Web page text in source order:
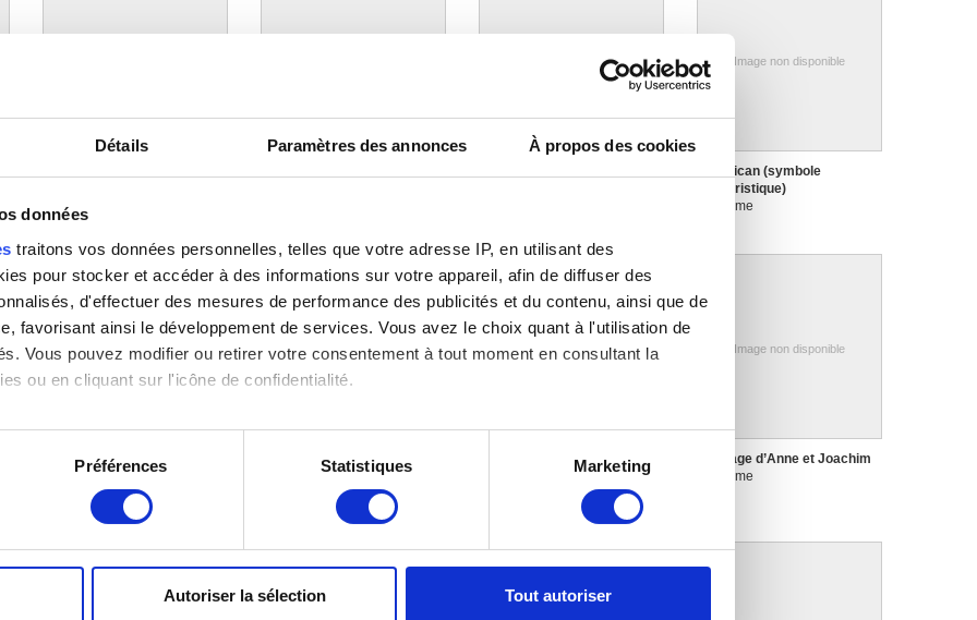
Détails Paramètres des annonces À propos des cookies
données
traitons vos données personnelles, telles que votre adresse IP, en utilisant des
pour stocker et accéder à des informations sur votre appareil, afin de diffuser des
d'effectuer des mesures de performance des publicités et du contenu, ainsi que de
favorisant ainsi le développement de services. Vous avez le choix quant à l'utilisation de
Vous pouvez modifier ou retirer votre consentement à tout moment en consultant la
ou en cliquant sur l'icône de confidentialité.
également :
sur votre localisation géographique qui peuvent être précises à plusieurs mètres près
Préférences Statistiques Marketing
Autoriser la sélection Tout autoriser
Image non disponible Image non disponible
Le pélican (symbole
eucharistique)
Anonyme
Image non disponible
L’Enfance de la Vierge
Anonyme
Image non disponible Image non disponible
Macrin, empereur romain (un
Image non disponible
Marriage d’Anne et Joachim
Anonyme